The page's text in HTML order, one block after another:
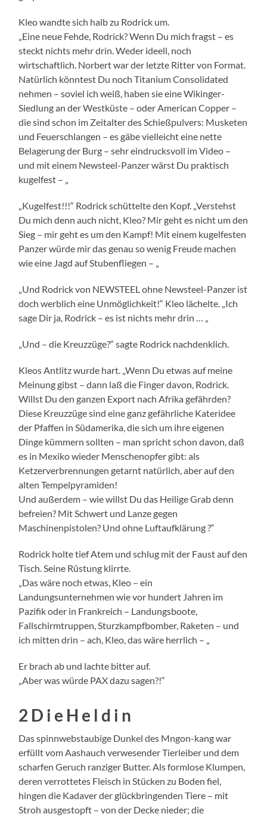
Kleo wandte sich halb zu Rodrick um.
„Eine neue Fehde, Rodrick? Wenn Du mich fragst – es
steckt nichts mehr drin. Weder ideell, noch
wirtschaftlich. Norbert war der letzte Ritter von Format.
Natürlich könntest Du noch Titanium Consolidated
nehmen – soviel ich weiß, haben sie eine Wikinger-
Siedlung an der Westküste – oder American Copper –
die sind schon im Zeitalter des Schießpulvers: Musketen
und Feuerschlangen – es gäbe vielleicht eine nette
Belagerung der Burg – sehr eindrucksvoll im Video –
und mit einem Newsteel-Panzer wärst Du praktisch
kugelfest – „
„Kugelfest!!!“ Rodrick schüttelte den Kopf. „Verstehst
Du mich denn auch nicht, Kleo? Mir geht es nicht um den
Sieg – mir geht es um den Kampf! Mit einem kugelfesten
Panzer würde mir das genau so wenig Freude machen
wie eine Jagd auf Stubenfliegen – „
„Und Rodrick von NEWSTEEL ohne Newsteel-Panzer ist
doch werblich eine Unmöglichkeit!“ Kleo lächelte. „Ich
sage Dir ja, Rodrick – es ist nichts mehr drin … „
„Und – die Kreuzzüge?“ sagte Rodrick nachdenklich.
Kleos Antlitz wurde hart. „Wenn Du etwas auf meine
Meinung gibst – dann laß die Finger davon, Rodrick.
Willst Du den ganzen Export nach Afrika gefährden?
Diese Kreuzzüge sind eine ganz gefährliche Kateridee
der Pfaffen in Südamerika, die sich um ihre eigenen
Dinge kümmern sollten – man spricht schon davon, daß
es in Mexiko wieder Menschenopfer gibt: als
Ketzerverbrennungen getarnt natürlich, aber auf den
alten Tempelpyramiden!
Und außerdem – wie willst Du das Heilige Grab denn
befreien? Mit Schwert und Lanze gegen
Maschinenpistolen? Und ohne Luftaufklärung ?“
Rodrick holte tief Atem und schlug mit der Faust auf den
Tisch. Seine Rüstung klirrte.
„Das wäre noch etwas, Kleo – ein
Landungsunternehmen wie vor hundert Jahren im
Pazifik oder in Frankreich – Landungsboote,
Fallschirmtruppen, Sturzkampfbomber, Raketen – und
ich mitten drin – ach, Kleo, das wäre herrlich – „
Er brach ab und lachte bitter auf.
„Aber was würde PAX dazu sagen?!“
2 D i e H e l d i n
Das spinnwebstaubige Dunkel des Mngon-kang war
erfüllt vom Aashauch verwesender Tierleiber und dem
scharfen Geruch ranziger Butter. Als formlose Klumpen,
deren verrottetes Fleisch in Stücken zu Boden fiel,
hingen die Kadaver der glückbringenden Tiere – mit
Stroh ausgestopft – von der Decke nieder; die